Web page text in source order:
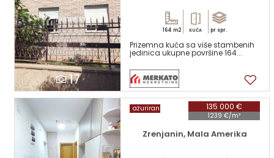
17
164 m2 KUĆA pr spr.
Prizemna kuća sa više stambenih
jedinica ukupne površine 164...
135 000 €
1239 €/m²
ažuriran
Zrenjanin, Mala Amerika